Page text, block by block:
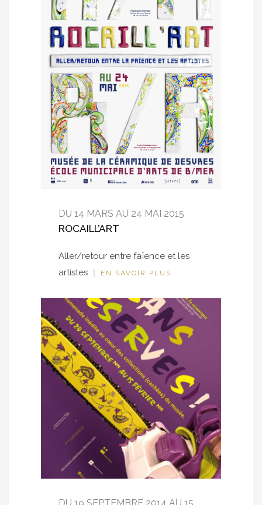
DU 14 MARS AU 24 MAI 2015
ROCAILL’ART
Aller/retour entre faïence et les
artistes
EN SAVOIR PLUS
DU 19 SEPTEMBRE 2014 AU 15